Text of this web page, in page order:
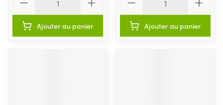
Ajouter au panier Ajouter au panier